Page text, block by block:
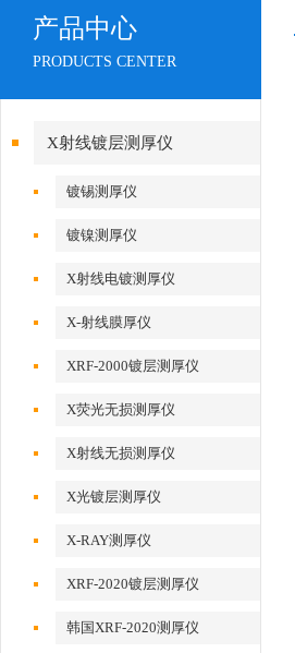
产品中心
PRODUCTS CENTER
X射线镀层测厚仪
镀锡测厚仪
镀镍测厚仪
X射线电镀测厚仪
X-射线膜厚仪
XRF-2000镀层测厚仪
X荧光无损测厚仪
X射线无损测厚仪
X光镀层测厚仪
X-RAY测厚仪
XRF-2020镀层测厚仪
韩国XRF-2020测厚仪